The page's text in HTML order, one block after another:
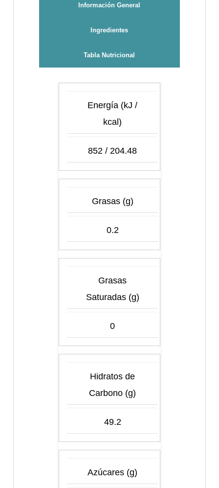
Información General
Ingredientes
Tabla Nutricional
Energía (kJ /
kcal)
852 / 204.48
Grasas (g)
0.2
Grasas
Saturadas (g)
0
Hidratos de
Carbono (g)
49.2
Azúcares (g)